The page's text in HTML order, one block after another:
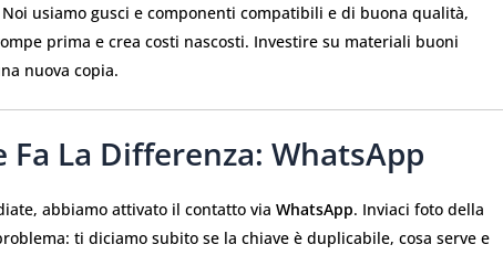
usiamo gusci e componenti compatibili e di buona qualità,
prima e crea costi nascosti. Investire su materiali buoni
nuova copia.
La Differenza: WhatsApp
abbiamo attivato il contatto via WhatsApp. Inviaci foto della
ti diciamo subito se la chiave è duplicabile, cosa serve e